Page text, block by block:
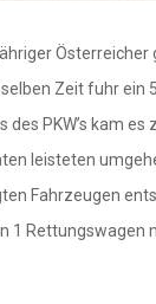
Zeit fuhr ein
des PKW’s kam
leisteten
Fahrzeugen
1